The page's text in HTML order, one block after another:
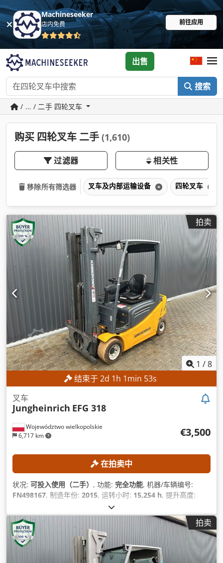
Machineseeker
店内免费 前往应用
搜索
出售
/ ... / 二手 四轮叉车
购买 四轮叉车 二手 (1,610)
过滤器 相关性
移除所有筛选器 叉车及内部运输设备 四轮叉车
拍卖
1 /8
结束于2d 1h 1min 50s
Województwo wielkopolskie
6,717 km
叉车
Jungheinrich EFG 318
€3,500
在拍卖中
状况: 可投入使用（二手） , 功能: 完全功能, 机器/车辆编号:
FN498167, 制造年份: 2015, 运转小时: 15,254 h, 提升高度:
1,490 毫米
建筑高度:2,132 毫米,
拍卖